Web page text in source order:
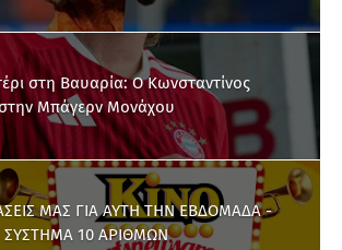
στη Βαυαρία: O Κωνσταντίνος
Μπάγερν Μονάχου
ΜΑΣ ΓΙΑ ΑΥΤΗ ΤΗΝ ΕΒΔΟΜΑΔΑ -
ΣΥΣΤΗΜΑ 10 ΑΡΙΘΜΩΝ